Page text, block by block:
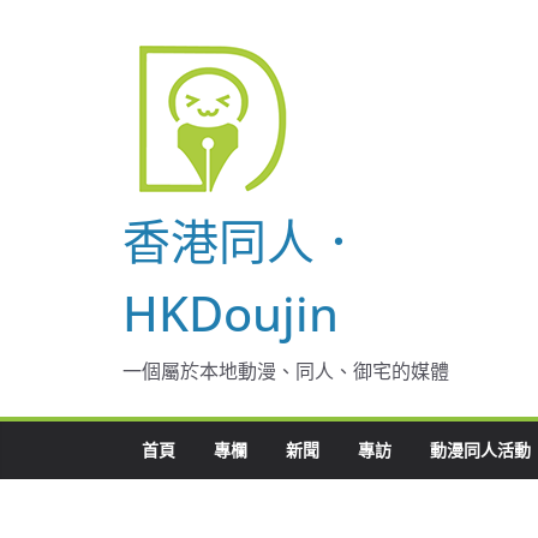
香港同人．
HKDoujin
一個屬於本地動漫、同人、御宅的媒體
首頁 專欄 新聞 專訪 動漫同人活動